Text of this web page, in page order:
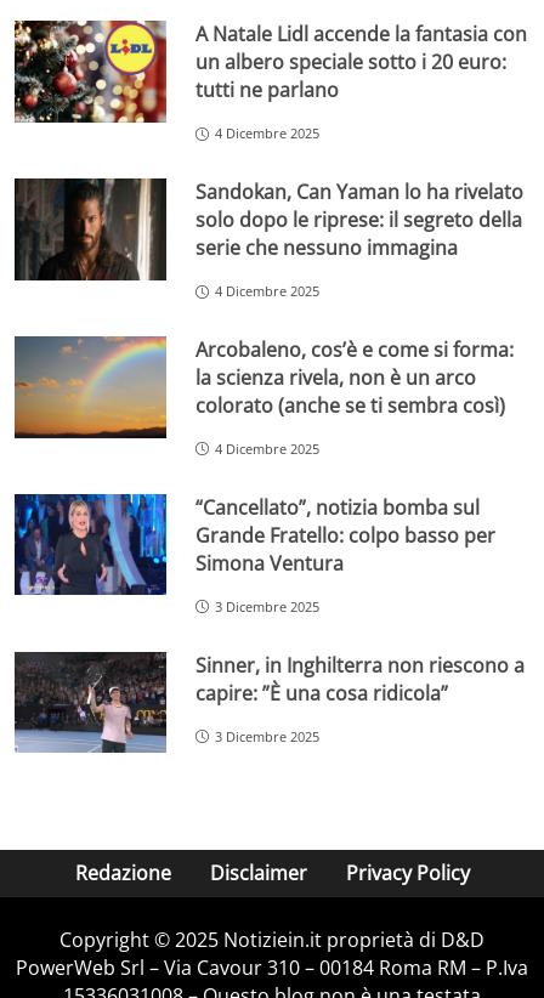
A Natale Lidl accende la fantasia con
un albero speciale sotto i 20 euro:
tutti ne parlano
4 Dicembre 2025
Sandokan, Can Yaman lo ha rivelato
solo dopo le riprese: il segreto della
serie che nessuno immagina
4 Dicembre 2025
Arcobaleno, cos’è e come si forma:
la scienza rivela, non è un arco
colorato (anche se ti sembra così)
4 Dicembre 2025
“Cancellato”, notizia bomba sul
Grande Fratello: colpo basso per
Simona Ventura
3 Dicembre 2025
Sinner, in Inghilterra non riescono a
capire: ”È una cosa ridicola”
3 Dicembre 2025
Redazione Disclaimer Privacy Policy
Copyright © 2025 Notiziein.it proprietà di D&D
PowerWeb Srl – Via Cavour 310 – 00184 Roma RM – P.Iva